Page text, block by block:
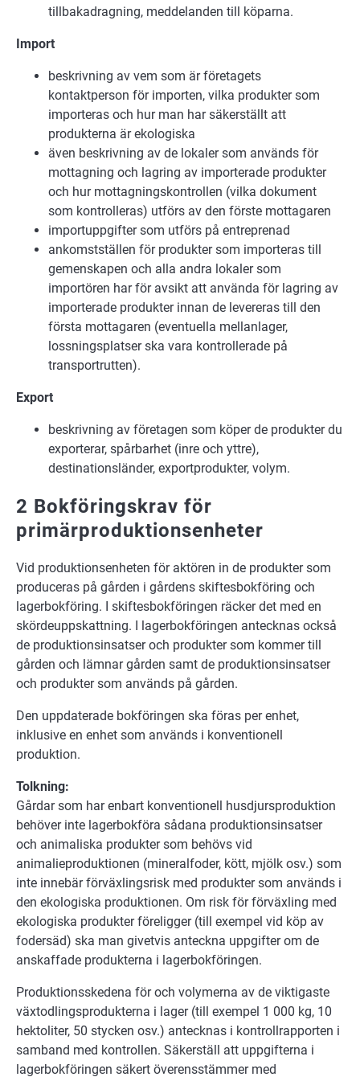
tillbakadragning, meddelanden till köparna.
Import
beskrivning av vem som är företagets
kontaktperson för importen, vilka produkter som
importeras och hur man har säkerställt att
produkterna är ekologiska
även beskrivning av de lokaler som används för
mottagning och lagring av importerade produkter
och hur mottagningskontrollen (vilka dokument
som kontrolleras) utförs av den förste mottagaren
importuppgifter som utförs på entreprenad
ankomstställen för produkter som importeras till
gemenskapen och alla andra lokaler som
importören har för avsikt att använda för lagring av
importerade produkter innan de levereras till den
första mottagaren (eventuella mellanlager,
lossningsplatser ska vara kontrollerade på
transportrutten).
Export
beskrivning av företagen som köper de produkter du
exporterar, spårbarhet (inre och yttre),
destinationsländer, exportprodukter, volym.
2 Bokföringskrav för
primärproduktionsenheter
Vid produktionsenheten för aktören in de produkter som
produceras på gården i gårdens skiftesbokföring och
lagerbokföring. I skiftesbokföringen räcker det med en
skördeuppskattning. I lagerbokföringen antecknas också
de produktionsinsatser och produkter som kommer till
gården och lämnar gården samt de produktionsinsatser
och produkter som används på gården.
Den uppdaterade bokföringen ska föras per enhet,
inklusive en enhet som används i konventionell
produktion.
Tolkning:
Gårdar som har enbart konventionell husdjursproduktion
behöver inte lagerbokföra sådana produktionsinsatser
och animaliska produkter som behövs vid
animalieproduktionen (mineralfoder, kött, mjölk osv.) som
inte innebär förväxlingsrisk med produkter som används i
den ekologiska produktionen. Om risk för förväxling med
ekologiska produkter föreligger (till exempel vid köp av
fodersäd) ska man givetvis anteckna uppgifter om de
anskaffade produkterna i lagerbokföringen.
Produktionsskedena för och volymerna av de viktigaste
växtodlingsprodukterna i lager (till exempel 1 000 kg, 10
hektoliter, 50 stycken osv.) antecknas i kontrollrapporten i
samband med kontrollen. Säkerställ att uppgifterna i
lagerbokföringen säkert överensstämmer med